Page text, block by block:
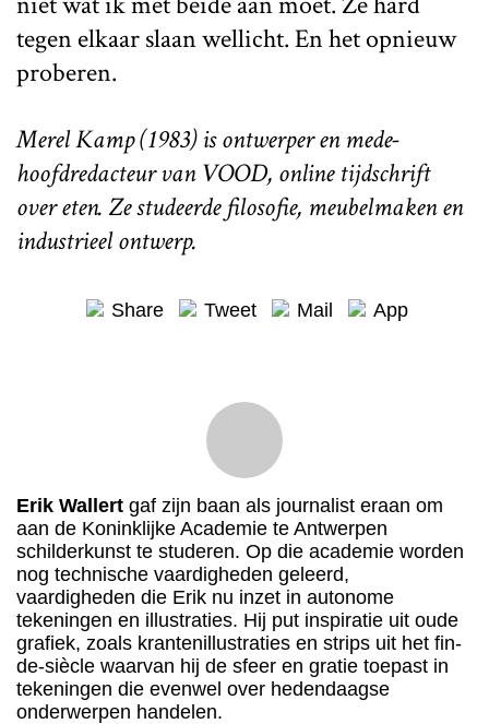
tegen elkaar slaan wellicht. En het opnieuw
proberen.
Merel Kamp (1983) is ontwerper en mede-
hoofdredacteur van VOOD, online tijdschrift
over eten. Ze studeerde filosofie, meubelmaken en
industrieel ontwerp.
Share Tweet Mail App
Erik Wallert gaf zijn baan als journalist eraan om
aan de Koninklijke Academie te Antwerpen
schilderkunst te studeren. Op die academie worden
nog technische vaardigheden geleerd,
vaardigheden die Erik nu inzet in autonome
tekeningen en illustraties. Hij put inspiratie uit oude
grafiek, zoals krantenillustraties en strips uit het fin-
de-siècle waarvan hij de sfeer en gratie toepast in
tekeningen die evenwel over hedendaagse
onderwerpen handelen.